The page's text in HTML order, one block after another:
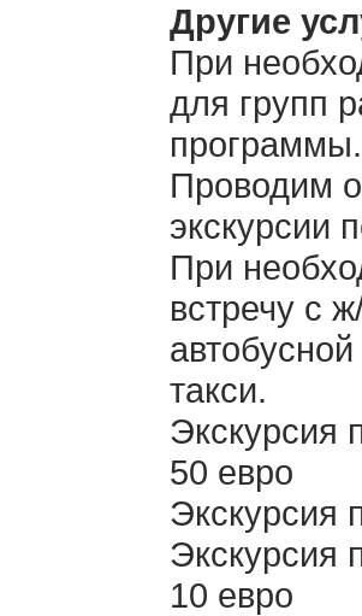
Другие
При
для групп
программы.
Проводим
экскурсии
При
встречу с
такси.
Экскурсия
50 евро
Экскурсия
Экскурсия
10 евро